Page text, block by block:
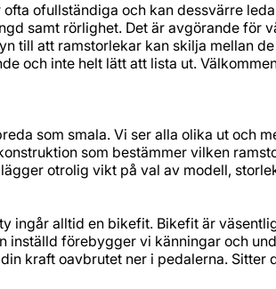
ofullständiga och kan dessvärre
samt rörlighet. Det är avgörande
till att ramstorlekar kan skilja mellan
och inte helt lätt att lista ut.
som smala. Vi ser alla olika ut
som bestämmer vilken
otrolig vikt på val av modell,
ingår alltid en bikefit. Bikefit är
inställd förebygger vi känningar och
kraft oavbrutet ner i pedalerna.